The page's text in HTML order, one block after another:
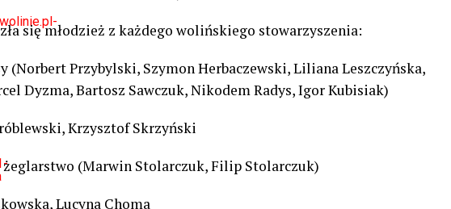
się młodzież z każdego wolińskiego stowarzyszenia:
(Norbert Przybylski, Szymon Herbaczewski, Liliana Leszczyńska,
Dyzma, Bartosz Sawczuk, Nikodem Radys, Igor Kubisiak)
Krzysztof Skrzyński
żeglarstwo (Marwin Stolarczuk, Filip Stolarczuk)
Lucyna Choma